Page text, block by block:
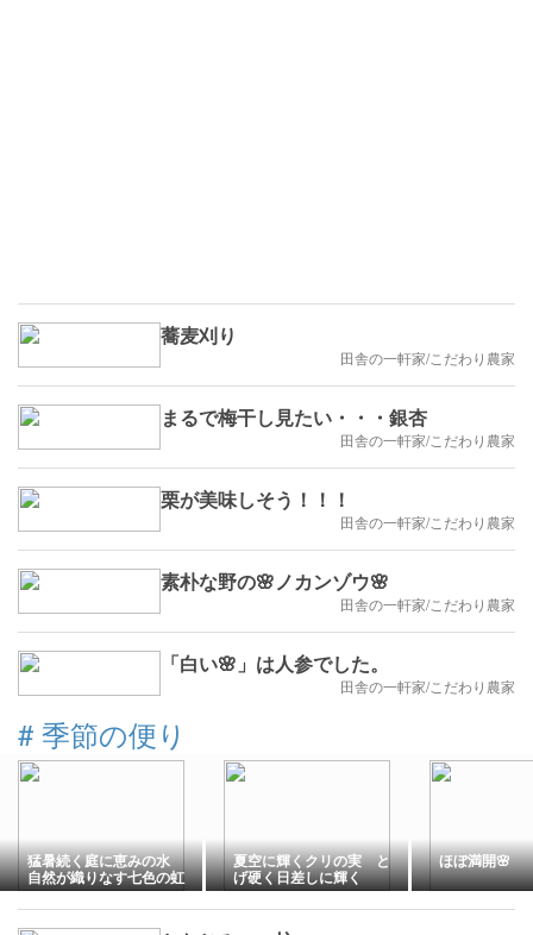
蕎麦刈り
田舎の一軒家/こだわり農家
まるで梅干し見たい・・・銀杏
田舎の一軒家/こだわり農家
栗が美味しそう！！！
田舎の一軒家/こだわり農家
素朴な野の🌸ノカンゾウ🌸
田舎の一軒家/こだわり農家
「白い🌸」は人参でした。
田舎の一軒家/こだわり農家
# 季節の便り
猛暑続く庭に恵みの水
自然が織りなす七色の虹
夏空に輝くクリの実 と
げ硬く日差しに輝く
ほぼ満開🌸